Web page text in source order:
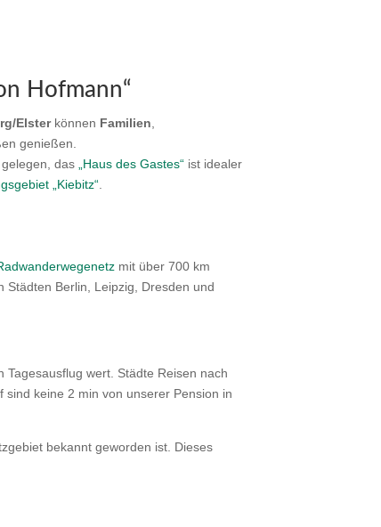
Hofmann“
Elsterkönnen Familien
genießen.
das
„Haus des Gastes“ist idealer
„Kiebitz“.
mit über 700 km
Berlin, Leipzig, Dresden und
Tagesausflug wert. Städte Reisen nach
keine 2 min von unserer Pension in
bekannt geworden ist. Dieses